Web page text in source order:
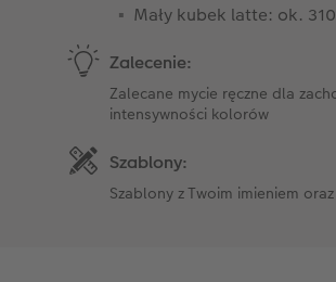
Mały kubek latte: ok.
Zalecenie:
Zalecane mycie ręczne dla
intensywności kolorów
Szablony:
Szablony z Twoim imieniem oraz